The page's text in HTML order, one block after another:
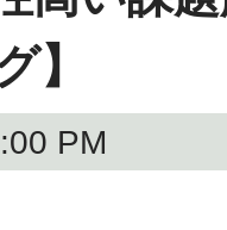
】
PM